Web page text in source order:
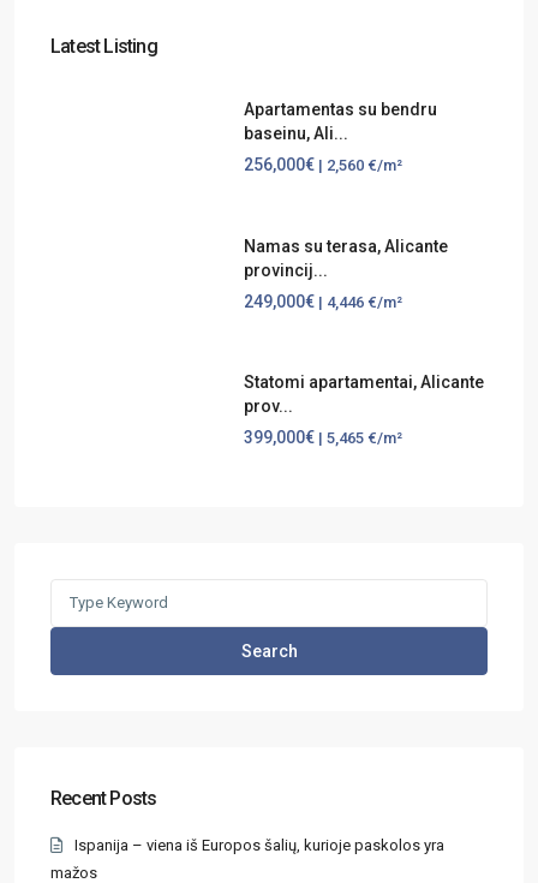
Latest Listing
Apartamentas su bendru
baseinu, Ali...
256,000€ | 2,560 €/m²
Namas su terasa, Alicante
provincij...
249,000€ | 4,446 €/m²
Statomi apartamentai, Alicante
prov...
399,000€ | 5,465 €/m²
Search
Recent Posts
Ispanija – viena iš Europos šalių, kurioje paskolos yra
mažos